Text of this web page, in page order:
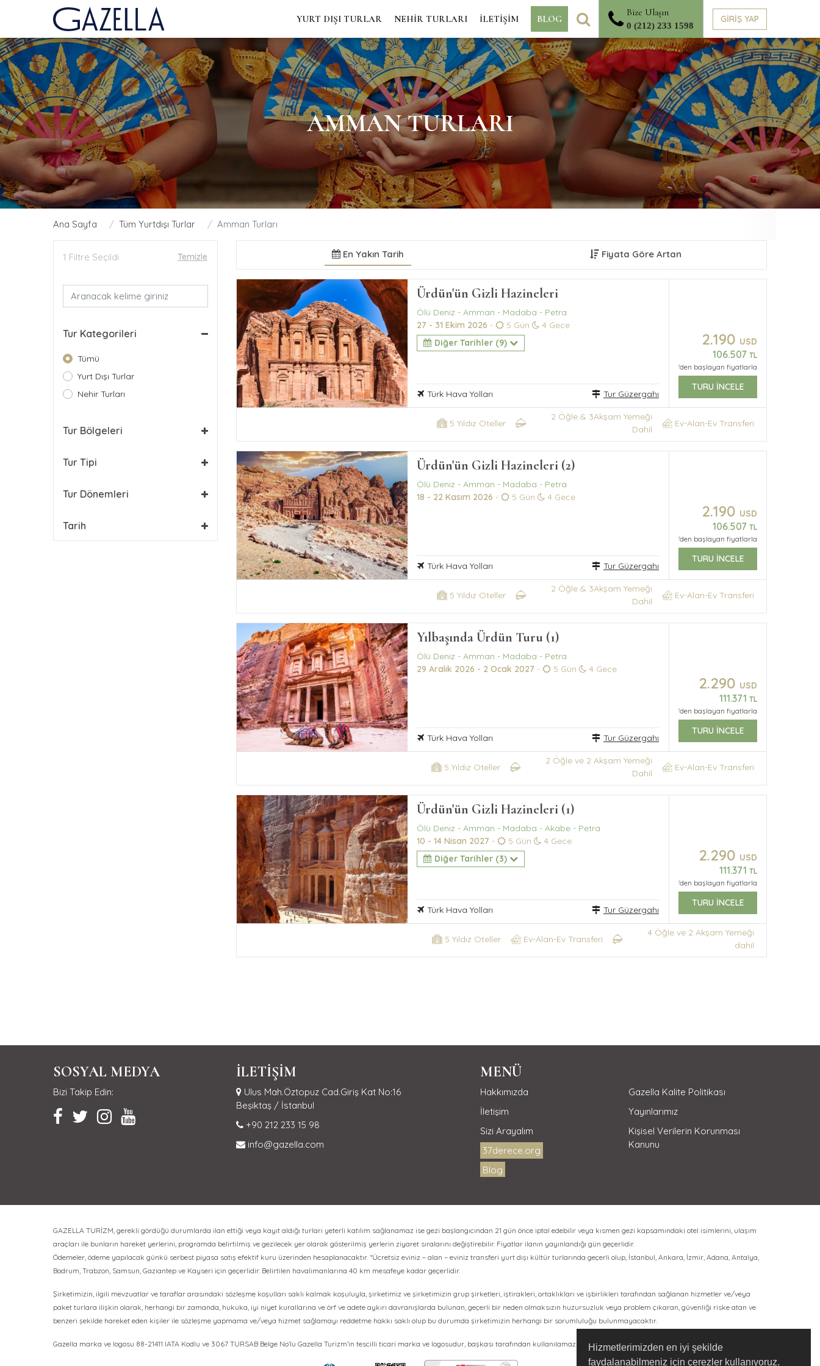
Hizmetlerimizden en iyi şekilde
faydalanabilmeniz için çerezler kullanıyoruz.
Bize Ulaşın
0 (212) 233 1598
GİRİŞ YAP
YURT DIŞI TURLAR NEHİR TURLARI İLETİŞİM BLOG ARA
AMMAN TURLARI
Ana Sayfa Tüm Yurtdışı Turlar Amman Turları
1 Filtre Seçildi Temizle
Tur Kategorileri
Tümü
Yurt Dışı Turlar
Nehir Turları
Tur Bölgeleri
Tur Tipi
Tur Dönemleri
Tarih
En Yakın Tarih Fiyata Göre Artan
Ürdün'ün Gizli Hazineleri
Ölü Deniz - Amman - Madaba - Petra
27 - 31 Ekim 2026 - 5 Gün
4 Gece
Diğer Tarihler (9)
Türk Hava Yolları Tur Güzergahı
2.190 USD
106.507 TL
'den başlayan fiyatlarla
TURU İNCELE
5 Yıldız Oteller
2 Öğle & 3Akşam Yemeği
Dahil
Ev-Alan-Ev Transferi
Ürdün'ün Gizli Hazineleri (2)
Ölü Deniz - Amman - Madaba - Petra
18 - 22 Kasım 2026 - 5 Gün 4 Gece
Türk Hava Yolları Tur Güzergahı
2.190 USD
106.507 TL
'den başlayan fiyatlarla
TURU İNCELE
5 Yıldız Oteller
2 Öğle & 3Akşam Yemeği
Dahil
Ev-Alan-Ev Transferi
Yılbaşında Ürdün Turu (1)
Ölü Deniz - Amman - Madaba - Petra
29 Aralık 2026 - 2 Ocak 2027 - 5 Gün 4 Gece
Türk Hava Yolları Tur Güzergahı
2.290 USD
111.371 TL
'den başlayan fiyatlarla
TURU İNCELE
5 Yıldız Oteller
2 Öğle ve 2 Akşam Yemeği
Dahil
Ev-Alan-Ev Transferi
Ürdün'ün Gizli Hazineleri (1)
Ölü Deniz - Amman - Madaba - Akabe - Petra
10 - 14 Nisan 2027 - 5 Gün
4 Gece
Diğer Tarihler (3)
Türk Hava Yolları Tur Güzergahı
2.290 USD
111.371 TL
'den başlayan fiyatlarla
TURU İNCELE
5 Yıldız Oteller Ev-Alan-Ev Transferi
4 Öğle ve 2 Akşam Yemeği
dahil
SOSYAL MEDYA
Bizi Takip Edin:
İLETİŞİM
Ulus Mah.Öztopuz Cad.Giriş Kat No:16
Beşiktaş / İstanbul
+90 212 233 15 98
info@gazella.com
MENÜ
Hakkımızda
İletişim
Sizi Arayalım
37derece.org
Blog
Gazella Kalite Politikası
Yayınlarımız
Kişisel Verilerin Korunması
Kanunu
GAZELLA TURİZM, gerekli gördüğü durumlarda ilan ettiği veya kayıt aldığı turları yeterli katılım sağlanamaz ise gezi başlangıcından 21 gün önce iptal edebilir veya kısmen gezi kapsamındaki otel isimlerini, ulaşım
araçları ile bunların hareket yerlerini, programda belirtilmiş ve gezilecek yer olarak gösterilmiş yerlerin ziyaret sıralarını değiştirebilir. Fiyatlar ilanın yayınlandığı gün geçerlidir.
Ödemeler, ödeme yapılacak günkü serbest piyasa satış efektif kuru üzerinden hesaplanacaktır. *Ücretsiz eviniz – alan – eviniz transferi yurt dışı kültür turlarında geçerli olup, İstanbul, Ankara, İzmir, Adana, Antalya,
Bodrum, Trabzon, Samsun, Gaziantep ve Kayseri için geçerlidir. Belirtilen havalimanlarına 40 km mesafeye kadar geçerlidir.
Şirketimizin, ilgili mevzuatlar ve taraflar arasındaki sözleşme koşulları saklı kalmak koşuluyla, şirketimiz ve şirketimizin grup şirketleri, iştirakleri, ortaklıkları ve işbirlikleri tarafından sağlanan hizmetler ve/veya
paket turlara ilişkin olarak, herhangi bir zamanda, hukuka, iyi niyet kurallarına ve örf ve adete aykırı davranışlarda bulunan, geçerli bir neden olmaksızın huzursuzluk veya problem çıkaran, güvenliği riske atan ve
benzeri şekilde hareket eden kişiler ile sözleşme yapmama ve/veya hizmet sağlamayı reddetme hakkı saklı olup bu durumda şirketimizin herhangi bir sorumluluğu bulunmayacaktır.
Gazella marka ve logosu 88-21411 IATA Kodlu ve 3067 TURSAB Belge No’lu Gazella Turizm’in tescilli ticari marka ve logosudur, başkası tarafından kullanılamaz.